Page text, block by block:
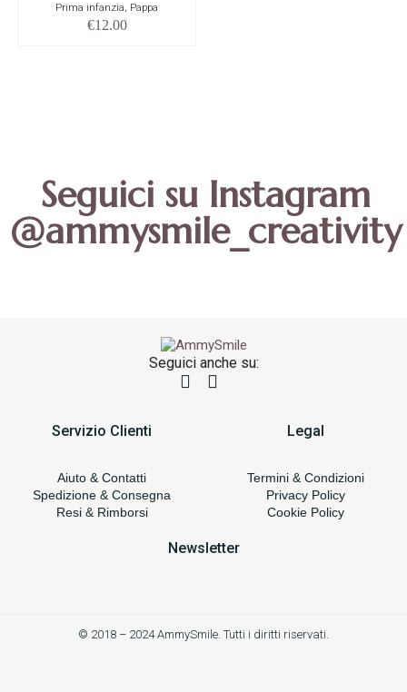
Prima infanzia, Pappa
€12.00
Seguici su Instagram
@ammysmile_creativity
Seguici anche su:
Servizio Clienti
Aiuto & Contatti
Spedizione & Consegna
Resi & Rimborsi
Legal
Termini & Condizioni
Privacy Policy
Cookie Policy
Newsletter
© 2018 – 2024 AmmySmile. Tutti i diritti riservati.